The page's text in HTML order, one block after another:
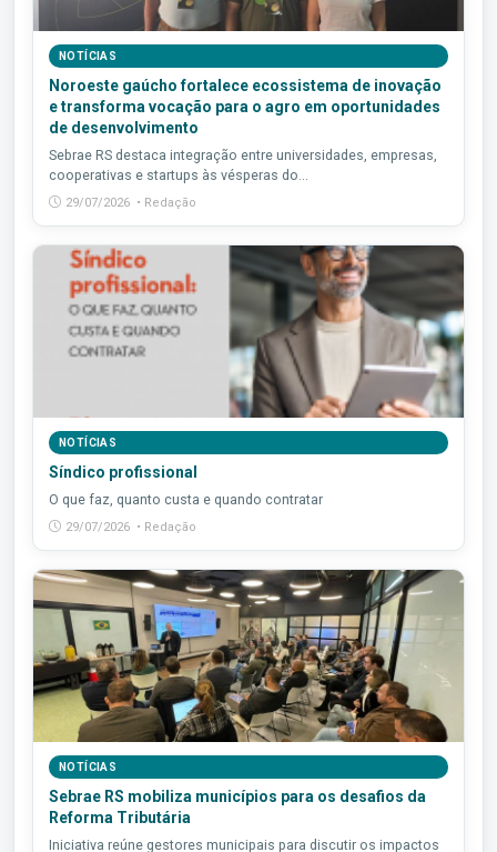
NOTÍCIAS
Noroeste gaúcho fortalece ecossistema de inovação
e transforma vocação para o agro em oportunidades
de desenvolvimento
Sebrae RS destaca integração entre universidades, empresas,
cooperativas e startups às vésperas do...
29/07/2026 • Redação
NOTÍCIAS
Síndico profissional
O que faz, quanto custa e quando contratar
29/07/2026 • Redação
NOTÍCIAS
Sebrae RS mobiliza municípios para os desafios da
Reforma Tributária
Iniciativa reúne gestores municipais para discutir os impactos